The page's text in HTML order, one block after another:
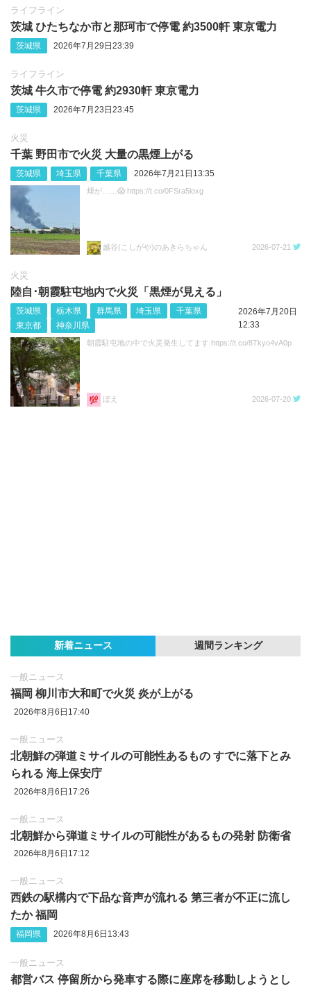
ライフライン
茨城 ひたちなか市と那珂市で停電 約3500軒 東京電力
茨城県 2026年7月29日23:39
ライフライン
茨城 牛久市で停電 約2930軒 東京電力
茨城県 2026年7月23日23:45
火災
千葉 野田市で火災 大量の黒煙上がる
茨城県 埼玉県 千葉県 2026年7月21日13:35
煙が……😱 https://t.co/0FSra5loxg
越谷(こしがや)のあきらちゃん 2026-07-21
火災
陸自･朝霞駐屯地内で火災「黒煙が見える」
茨城県 栃木県 群馬県 埼玉県
千葉県
東京都
神奈川県
2026年7月20日
12:33
朝霞駐屯地の中で火災発生してます https://t.co/8Tkyo4vA0p
ぼえ 2026-07-20
新着ニュース 週間ランキング
一般ニュース
福岡 柳川市大和町で火災 炎が上がる
2026年8月6日17:40
一般ニュース
北朝鮮の弾道ミサイルの可能性あるもの すでに落下とみ
られる 海上保安庁
2026年8月6日17:26
一般ニュース
北朝鮮から弾道ミサイルの可能性があるもの発射 防衛省
2026年8月6日17:12
一般ニュース
西鉄の駅構内で下品な音声が流れる 第三者が不正に流し
たか 福岡
福岡県 2026年8月6日13:43
一般ニュース
都営バス 停留所から発車する際に座席を移動しようとし